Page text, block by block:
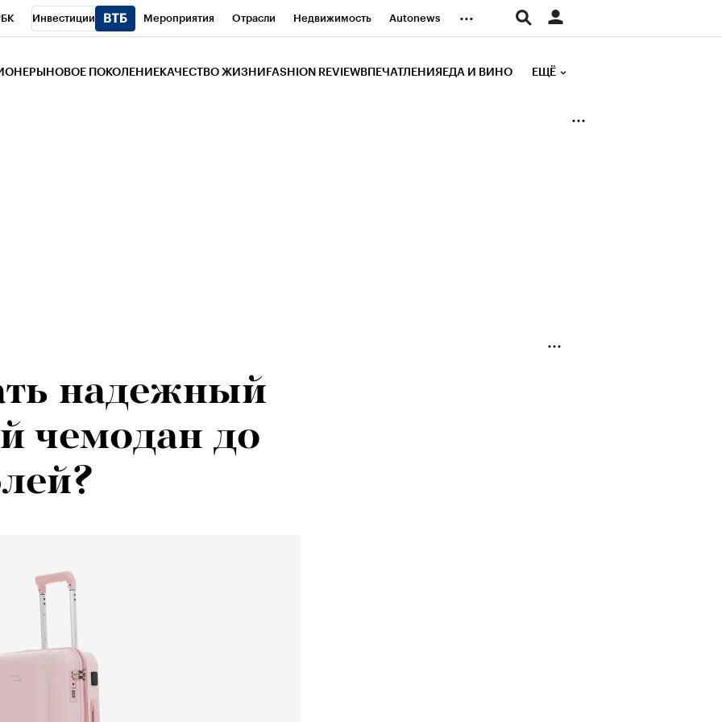
Инвестиции Мероприятия Отрасли Недвижимость Autonews ...
НОВОЕ ПОКОЛЕНИЕ КАЧЕСТВО ЖИЗНИ FASHION REVIEW ВПЕЧАТЛЕНИЯ ЕДА И ВИНО ЕЩЁ
надежный
чемодан до
альпиниста:
не
от похода